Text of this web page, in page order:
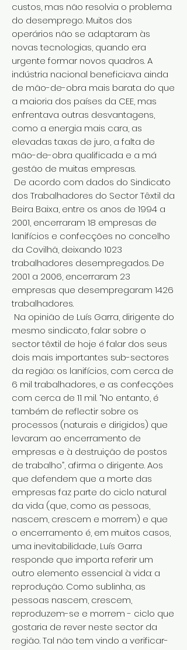
custos, mas não resolvia o problema
do desemprego. Muitos dos
operários não se adaptaram às
novas tecnologias, quando era
urgente formar novos quadros. A
indústria nacional beneficiava ainda
de mão-de-obra mais barata do que
a maioria dos países da CEE, mas
enfrentava outras desvantagens,
como a energia mais cara, as
elevadas taxas de juro, a falta de
mão-de-obra qualificada e a má
gestão de muitas empresas.
De acordo com dados do Sindicato
dos Trabalhadores do Sector Têxtil da
Beira Baixa, entre os anos de 1994 a
2001, encerraram 18 empresas de
lanifícios e confecções no concelho
da Covilhã, deixando 1023
trabalhadores desempregados. De
2001 a 2006, encerraram 23
empresas que desempregaram 1426
trabalhadores.
Na opinião de Luís Garra, dirigente do
mesmo sindicato, falar sobre o
sector têxtil de hoje é falar dos seus
dois mais importantes sub-sectores
da região: os lanifícios, com cerca de
6 mil trabalhadores, e as confecções
com cerca de 11 mil. “No entanto, é
também de reflectir sobre os
processos (naturais e dirigidos) que
levaram ao encerramento de
empresas e à destruição de postos
de trabalho”, afirma o dirigente. Aos
que defendem que a morte das
empresas faz parte do ciclo natural
da vida (que, como as pessoas,
nascem, crescem e morrem) e que
o encerramento é, em muitos casos,
uma inevitabilidade, Luís Garra
responde que importa referir um
outro elemento essencial à vida: a
reprodução. Como sublinha, as
pessoas nascem, crescem,
reproduzem-se e morrem - ciclo que
gostaria de rever neste sector da
região. Tal não tem vindo a verificar-